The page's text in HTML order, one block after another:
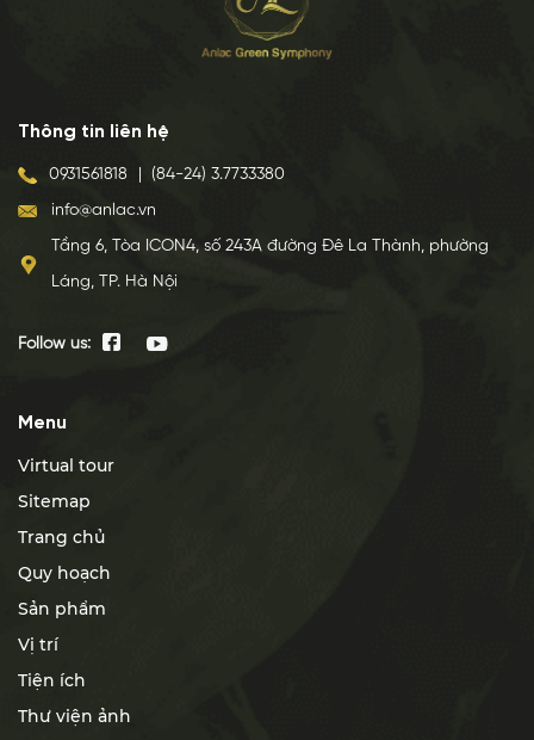
Thông tin liên hệ
0931561818 (84-24) 3.7733380
info@anlac.vn
Tầng 6, Tòa ICON4, số 243A đường Đê La Thành, phường
Láng, TP. Hà Nội
Follow us:
Menu
Virtual tour
Sitemap
Trang chủ
Quy hoạch
Sản phẩm
Vị trí
Tiện ích
Thư viện ảnh